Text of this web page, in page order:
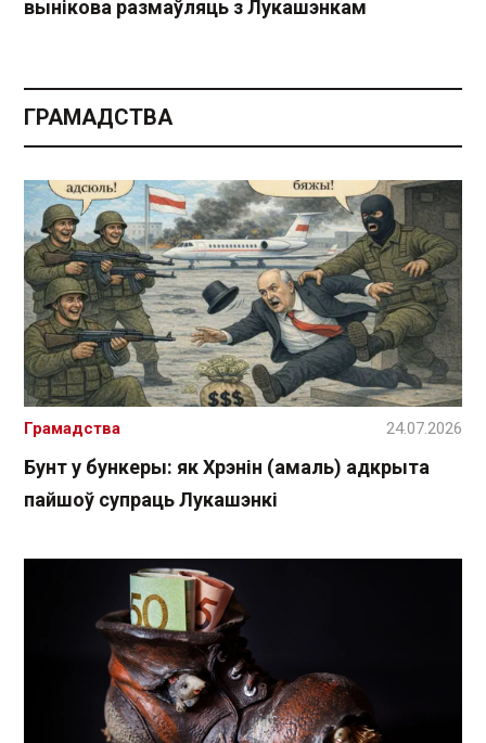
вынікова размаўляць з Лукашэнкам
ГРАМАДСТВА
Бунт у бункеры: як Хрэнін (амаль) адкрыта
пайшоў супраць Лукашэнкі
Грамадства 24.07.2026